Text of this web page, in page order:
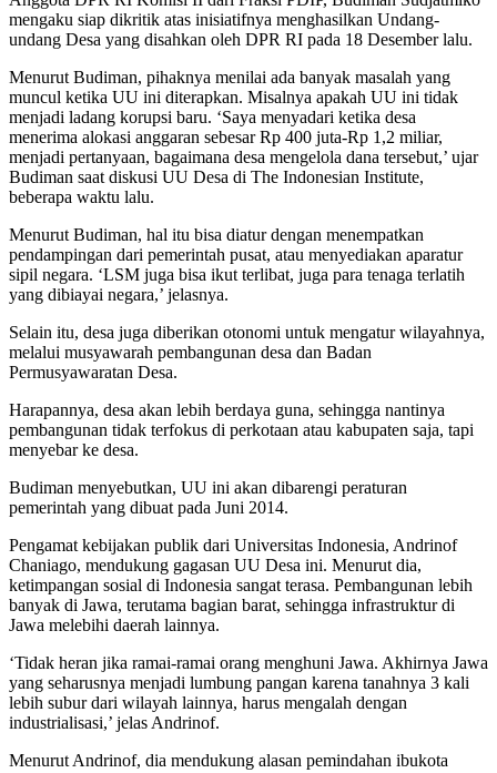
mengaku siap dikritik atas inisiatifnya menghasilkan Undang-
undang Desa yang disahkan oleh DPR RI pada 18 Desember lalu.
Menurut Budiman, pihaknya menilai ada banyak masalah yang
muncul ketika UU ini diterapkan. Misalnya apakah UU ini tidak
menjadi ladang korupsi baru. ‘Saya menyadari ketika desa
menerima alokasi anggaran sebesar Rp 400 juta-Rp 1,2 miliar,
menjadi pertanyaan, bagaimana desa mengelola dana tersebut,’ ujar
Budiman saat diskusi UU Desa di The Indonesian Institute,
beberapa waktu lalu.
Menurut Budiman, hal itu bisa diatur dengan menempatkan
pendampingan dari pemerintah pusat, atau menyediakan aparatur
sipil negara. ‘LSM juga bisa ikut terlibat, juga para tenaga terlatih
yang dibiayai negara,’ jelasnya.
Selain itu, desa juga diberikan otonomi untuk mengatur wilayahnya,
melalui musyawarah pembangunan desa dan Badan
Permusyawaratan Desa.
Harapannya, desa akan lebih berdaya guna, sehingga nantinya
pembangunan tidak terfokus di perkotaan atau kabupaten saja, tapi
menyebar ke desa.
Budiman menyebutkan, UU ini akan dibarengi peraturan
pemerintah yang dibuat pada Juni 2014.
Pengamat kebijakan publik dari Universitas Indonesia, Andrinof
Chaniago, mendukung gagasan UU Desa ini. Menurut dia,
ketimpangan sosial di Indonesia sangat terasa. Pembangunan lebih
banyak di Jawa, terutama bagian barat, sehingga infrastruktur di
Jawa melebihi daerah lainnya.
‘Tidak heran jika ramai-ramai orang menghuni Jawa. Akhirnya Jawa
yang seharusnya menjadi lumbung pangan karena tanahnya 3 kali
lebih subur dari wilayah lainnya, harus mengalah dengan
industrialisasi,’ jelas Andrinof.
Menurut Andrinof, dia mendukung alasan pemindahan ibukota